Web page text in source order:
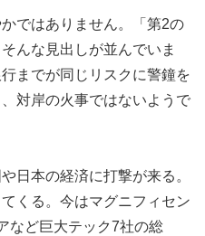
ではありません。「第2の
んな見出しが並んでいま
までが同じリスクに警鐘を
対岸の火事ではないようで
日本の経済に打撃が来る。
くる。今はマグニフィセン
など巨大テック7社の総